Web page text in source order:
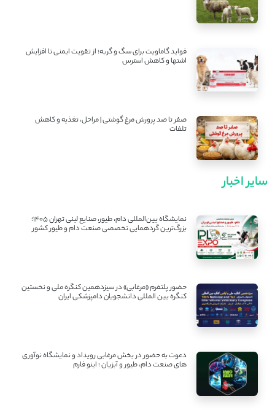
فواید گاماویت برای سگ و گربه؛ از تقویت ایمنی تا افزایش
اشتها و کاهش استرس
صفر تا صد پرورش مرغ گوشتی | مراحل، تغذیه و کاهش
تلفات
سایر اخبار
نمایشگاه بین‌المللی دام، طیور، صنایع لبنی تهران ۱۴۰۵؛
بزرگ‌ترین گردهمایی تخصصی صنعت دام و طیور کشور
حضور پلتفرم «مرغابی» در سیزدهمین کنگره ملی و نخستین
کنگره بین ‌المللی دانشجویان دامپزشکی ایران
دعوت به حضور در بخش مرغابی رویداد و نمایشگاه نوآوری
های صنعت دام، طیور و آبزیان ؛ اینو فارم